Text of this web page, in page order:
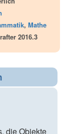
, Mathe
2016.3
die Objekte